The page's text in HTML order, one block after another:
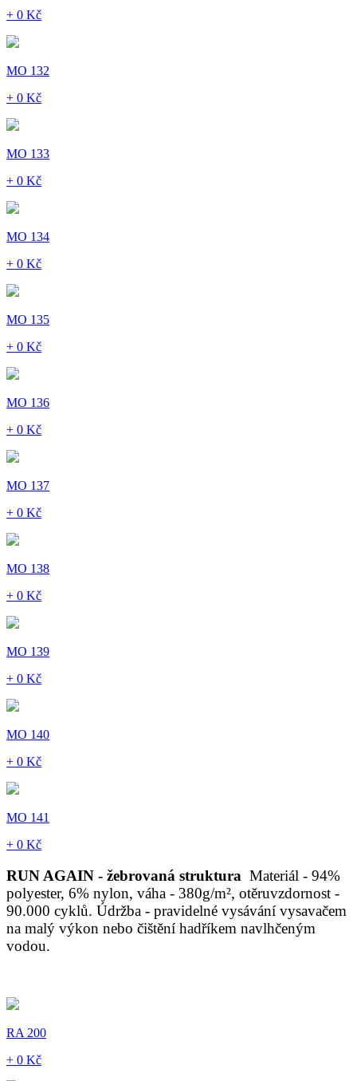
+ 0 Kč
MO 132
+ 0 Kč
MO 133
+ 0 Kč
MO 134
+ 0 Kč
MO 135
+ 0 Kč
MO 136
+ 0 Kč
MO 137
+ 0 Kč
MO 138
+ 0 Kč
MO 139
+ 0 Kč
MO 140
+ 0 Kč
MO 141
+ 0 Kč
RUN AGAIN - žebrovaná struktura Materiál - 94%
polyester, 6% nylon, váha - 380g/m², otěruvzdornost -
90.000 cyklů. Údržba - pravidelné vysávání vysavačem
na malý výkon nebo čištění hadříkem navlhčeným
vodou.
RA 200
+ 0 Kč